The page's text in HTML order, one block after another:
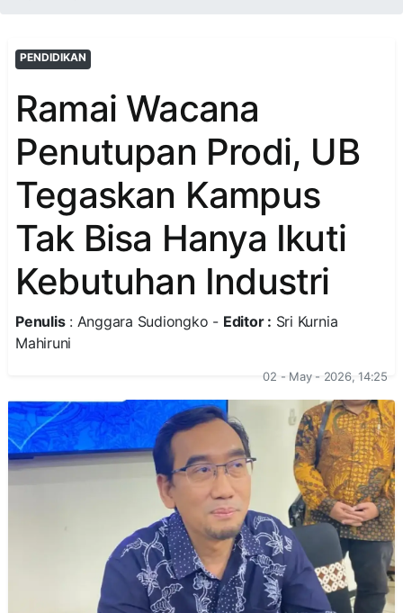
PENDIDIKAN
Ramai Wacana
Penutupan Prodi, UB
Tegaskan Kampus
Tak Bisa Hanya Ikuti
Kebutuhan Industri
Penulis: Anggara Sudiongko - Editor : Sri Kurnia
Mahiruni
02 - May - 2026, 14:25